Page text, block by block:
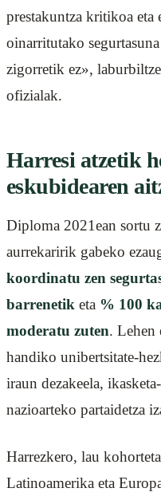
prestakuntza kritikoa eta
oinarritutako
zigorretik ez»,
ofizialak.
Harresi atzetik
eskubidearen
Diploma 2021ean sortu
aurrekaririk gabeko
koordinatu zen
barrenetik eta % 100
moderatu zuten. Lehen
handiko unibertsitate-
iraun dezakeela,
nazioarteko partaidetza
Harrezkero, lau
Latinoamerika eta